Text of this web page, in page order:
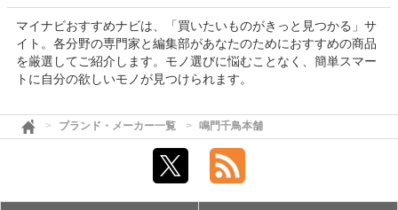
マイナビおすすめナビは、「買いたいものがきっと見つかる」サ
イト。各分野の専門家と編集部があなたのためにおすすめの商品
を厳選してご紹介します。モノ選びに悩むことなく、簡単スマー
トに自分の欲しいモノが見つけられます。
ブランド・メーカー一覧 鳴門千鳥本舗